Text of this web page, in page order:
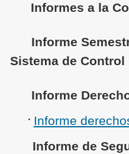
Informes a la
Informe
Sistema de Control
Informe
Informe
Informe de